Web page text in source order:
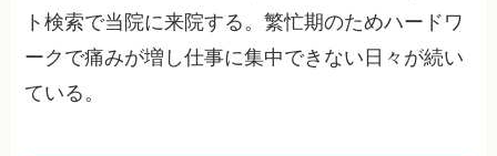
ト検索で当院に来院する。繁忙期のためハードワ
ークで痛みが増し仕事に集中できない日々が続い
ている。